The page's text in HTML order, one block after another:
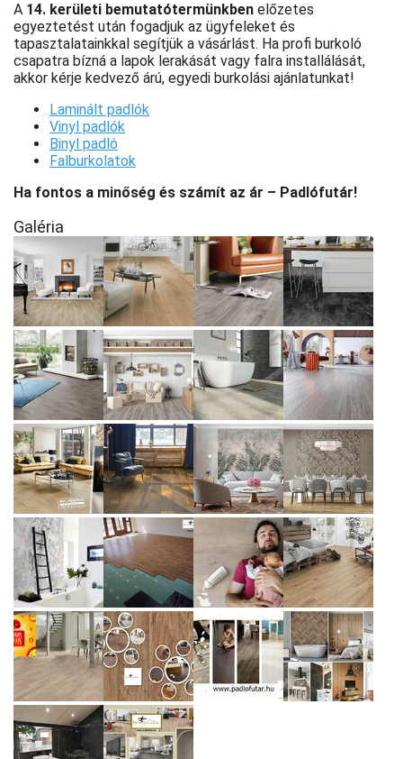
A 14. kerületi bemutatótermünkben előzetes
egyeztetést után fogadjuk az ügyfeleket és
tapasztalatainkkal segítjük a vásárlást. Ha profi burkoló
csapatra bízná a lapok lerakását vagy falra installálását,
akkor kérje kedvező árú, egyedi burkolási ajánlatunkat!
Laminált padlók
Vinyl padlók
Binyl padló
Falburkolatok
Ha fontos a minőség és számít az ár – Padlófutár!
Galéria